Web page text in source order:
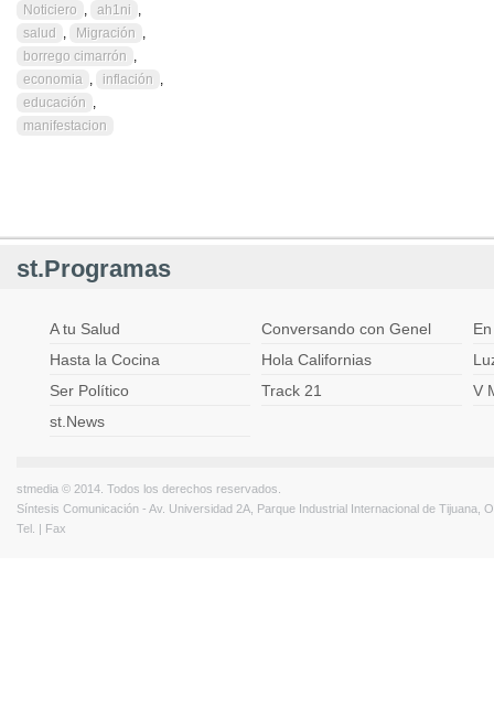
Noticiero , ah1ni ,
salud
, Migración ,
borrego cimarrón ,
economia , inflación ,
educación ,
manifestacion
st.Programas
A tu Salud Conversando con Genel
Hasta la Cocina
Hola Californias
Ser Político
Track 21
V
st.News
stmedia © 2014. Todos los derechos reservados.
Síntesis Comunicación - Av. Universidad 2A, Parque Industrial Internacional de Tijuana,
Tel. | Fax